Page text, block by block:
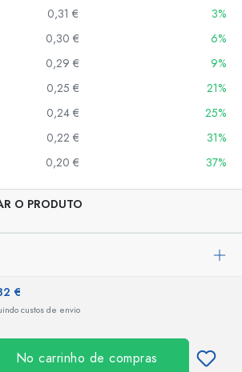
0,31 €
3%
0,30 €
6%
0,29 €
9%
0,25 €
21%
0,24 €
25%
0,22 €
31%
0,20 € 37%
O PRODUTO
€
custos de envio
No carrinho de compras